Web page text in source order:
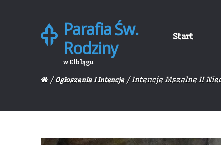
Skip
to
navigation
Skip
to
content
Parafia Św.
Rodziny
w Elblągu
Start
/Ogłoszenia i Intencje/ Intencje Mszalne II